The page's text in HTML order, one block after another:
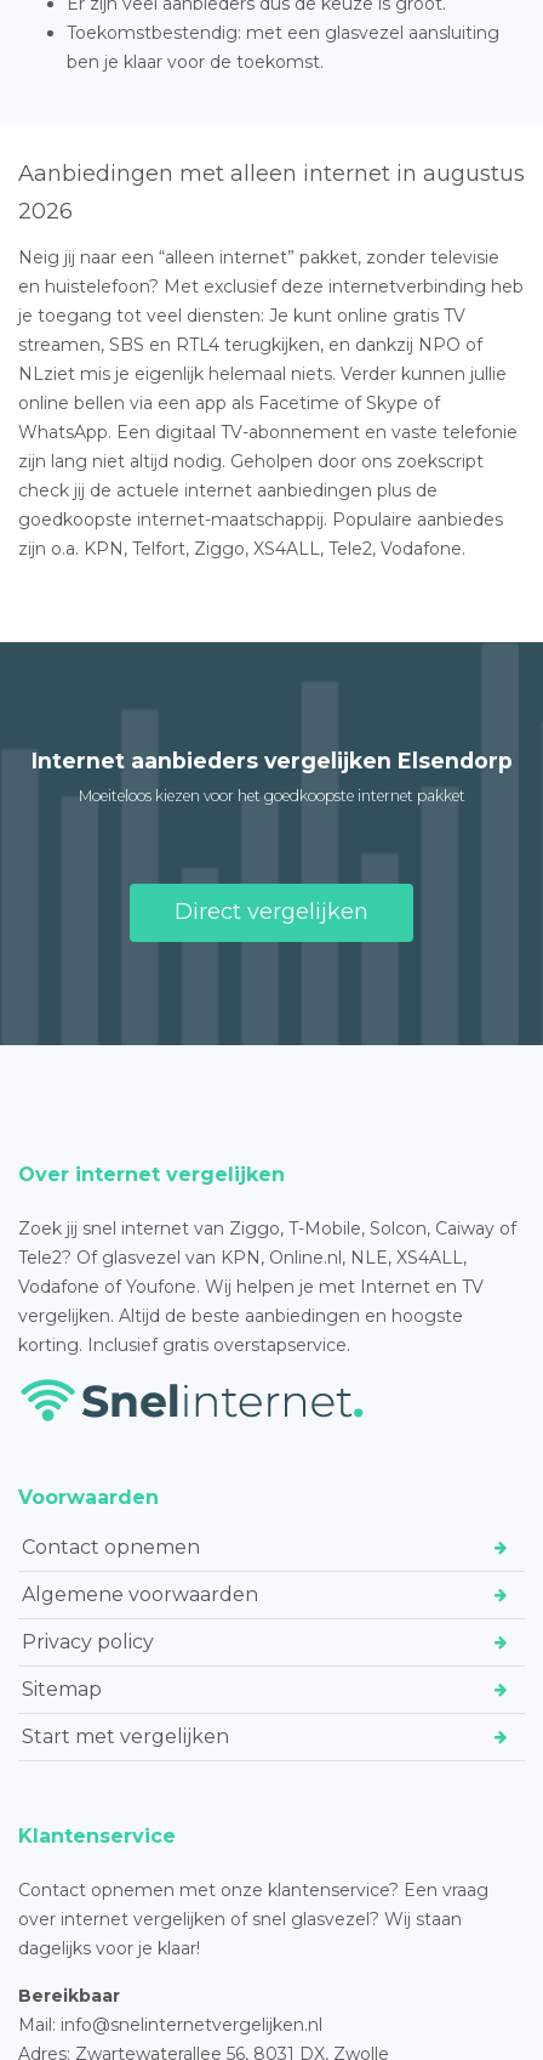
Toekomstbestendig: met een glasvezel aansluiting
ben je klaar voor de toekomst.
Aanbiedingen met alleen internet in augustus
2026
Neig jij naar een “alleen internet” pakket, zonder televisie
en huistelefoon? Met exclusief deze internetverbinding heb
je toegang tot veel diensten: Je kunt online gratis TV
streamen, SBS en RTL4 terugkijken, en dankzij NPO of
NLziet mis je eigenlijk helemaal niets. Verder kunnen jullie
online bellen via een app als Facetime of Skype of
WhatsApp. Een digitaal TV-abonnement en vaste telefonie
zijn lang niet altijd nodig. Geholpen door ons zoekscript
check jij de actuele internet aanbiedingen plus de
goedkoopste internet-maatschappij. Populaire aanbiedes
zijn o.a. KPN, Telfort, Ziggo, XS4ALL, Tele2, Vodafone.
Internet aanbieders vergelijken Elsendorp
Moeiteloos kiezen voor het goedkoopste internet pakket
Direct vergelijken
Over internet vergelijken
Zoek jij snel internet van Ziggo, T-Mobile, Solcon, Caiway of
Tele2? Of glasvezel van KPN, Online.nl, NLE, XS4ALL,
Vodafone of Youfone. Wij helpen je met Internet en TV
vergelijken. Altijd de beste aanbiedingen en hoogste
korting. Inclusief gratis overstapservice.
Voorwaarden
Contact opnemen
Algemene voorwaarden
Privacy policy
Sitemap
Start met vergelijken
Klantenservice
Contact opnemen met onze klantenservice? Een vraag
over internet vergelijken of snel glasvezel? Wij staan
dagelijks voor je klaar!
Bereikbaar
Mail: info@snelinternetvergelijken.nl
Adres: Zwartewaterallee 56, 8031 DX, Zwolle